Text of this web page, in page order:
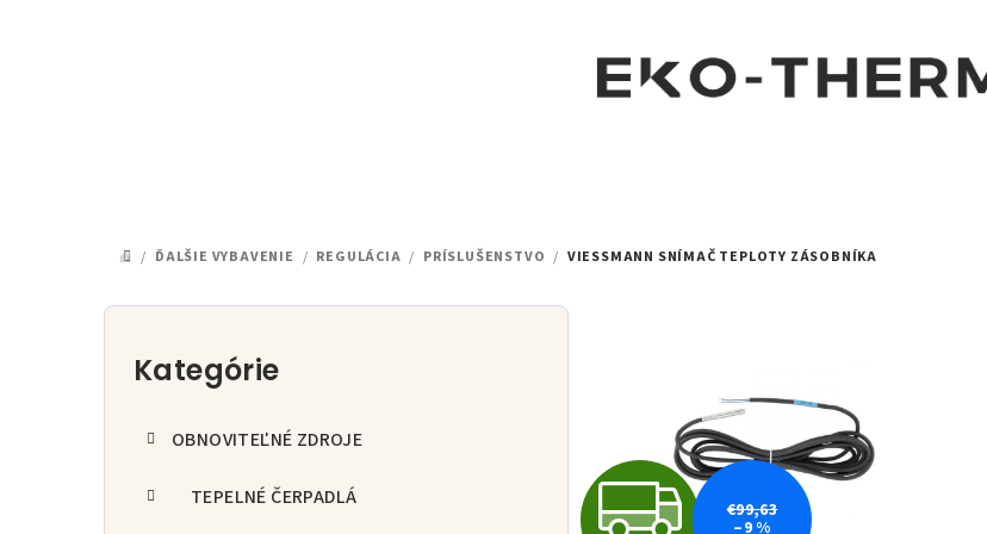
DOMOV
/ ĎALŠIE VYBAVENIE / REGULÁCIA / PRÍSLUŠENSTVO / VIESSMANN SNÍMAČ TEPLOTY ZÁSOBNÍKA
B
Preskočiť
kategórie
Kategórie
OBNOVITEĽNÉ ZDROJE
TEPELNÉ ČERPADLÁ
Z€99,63
–9 %